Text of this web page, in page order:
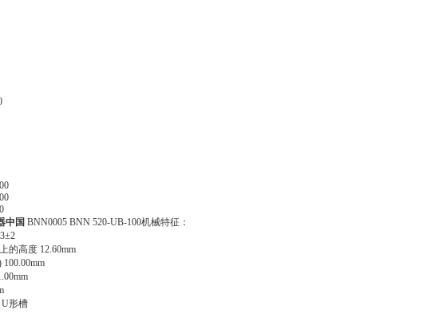
中国 BNN0005 BNN 520-UB-100机械特征：
的高度 12.60mm
形槽